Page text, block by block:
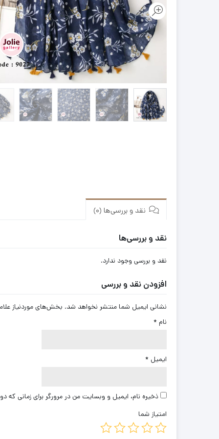
نقد و بررسی‌ها (0)
نقد و بررسی‌ها
نقد و بررسی وجود ندارد.
افزودن نقد و بررسی
نشانی ایمیل شما منتشر نخواهد شد. بخش‌های موردنیاز
نام *
ایمیل *
ذخیره نام، ایمیل و وبسایت من در مرورگر برای زمانی که
امتیاز شما